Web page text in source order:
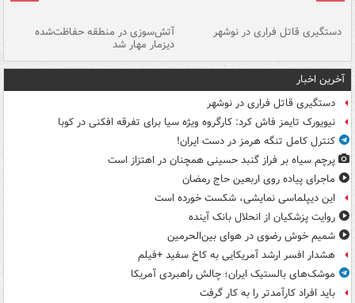
دستگیری قاتل فراری در نوشهر آتش‌سوزی در منطقه حفاظت‌شده
دیزمار مهار شد
آخرین اخبار
دستگیری قاتل فراری در نوشهر
نیویورک تایمز فاش کرد: کارگروه ویژه سیا برای تفرقه افکنی در کوبا
کنترل کامل تنگه هرمز در دست ایران!
پرچم سیاه بر فراز گنبد حسینی همچنان در اهتزاز است
ماجرای پیاده روی اربعین حاج رمضان
این دیپلماسی نمایشی، شکست خورده است
روایت پزشکیان از انحلال بانک آینده
شمیم خوش رضوی در هوای بین‌الحرمین
هشدار افسر ارشد آمریکایی به کاخ سفید +فیلم
موشک‌های بالستیک ایران؛ چالش راهبردی آمریکا
باید افراد کارآمدتر را به کار گرفت